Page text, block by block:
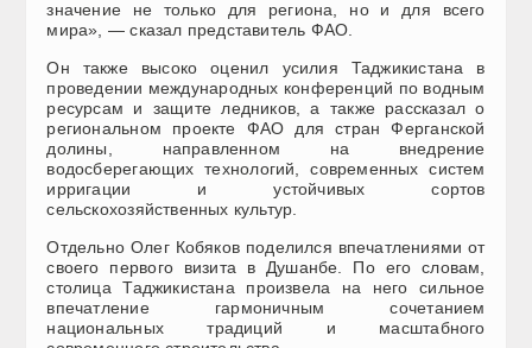
значение не только для региона, но и для всего
мира», — сказал представитель ФАО.
Он также высоко оценил усилия Таджикистана в
проведении международных конференций по водным
ресурсам и защите ледников, а также рассказал о
региональном проекте ФАО для стран Ферганской
долины, направленном на внедрение
водосберегающих технологий, современных систем
ирригации и устойчивых сортов
сельскохозяйственных культур.
Отдельно Олег Кобяков поделился впечатлениями от
своего первого визита в Душанбе. По его словам,
столица Таджикистана произвела на него сильное
впечатление гармоничным сочетанием
национальных традиций и масштабного